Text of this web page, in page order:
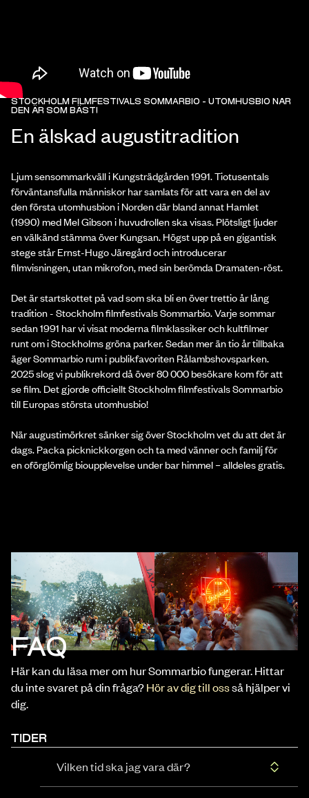
STOCKHOLM FILMFESTIVALS SOMMARBIO - UTOMHUSBIO NÄR
DEN ÄR SOM BÄST!
En älskad augustitradition
Ljum sensommarkväll i Kungsträdgården 1991. Tiotusentals
förväntansfulla människor har samlats för att vara en del av
den första utomhusbion i Norden där bland annat Hamlet
(1990) med Mel Gibson i huvudrollen ska visas. Plötsligt ljuder
en välkänd stämma över Kungsan. Högst upp på en gigantisk
stege står Ernst-Hugo Järegård och introducerar
filmvisningen, utan mikrofon, med sin berömda Dramaten-röst.
Det är startskottet på vad som ska bli en över trettio år lång
tradition - Stockholm filmfestivals Sommarbio. Varje sommar
sedan 1991 har vi visat moderna filmklassiker och kultfilmer
runt om i Stockholms gröna parker. Sedan mer än tio år tillbaka
äger Sommarbio rum i publikfavoriten Rålambshovsparken.
2025 slog vi publikrekord då över 80 000 besökare kom för att
se film. Det gjorde officiellt Stockholm filmfestivals Sommarbio
till Europas största utomhusbio!
När augustimörkret sänker sig över Stockholm vet du att det är
dags. Packa picknickkorgen och ta med vänner och familj för
en oförglömlig bioupplevelse under bar himmel – alldeles gratis.
FAQ
Här kan du läsa mer om hur Sommarbio fungerar. Hittar
du inte svaret på din fråga? Hör av dig till ossså hjälper vi
dig.
TIDER
Vilken tid ska jag vara där?